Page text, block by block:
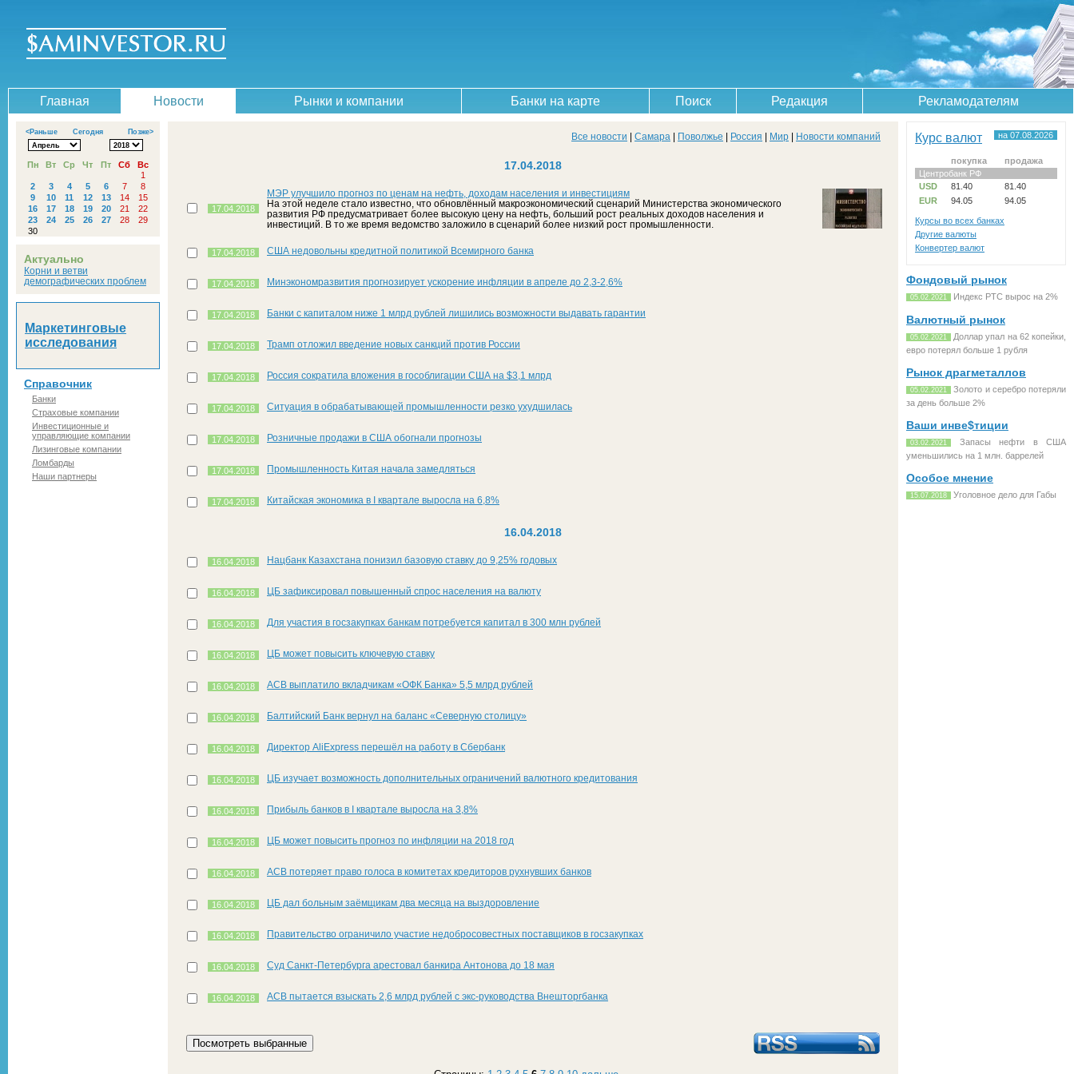
Главная Новости Рынки и компании Банки на карте Поиск Редакция Рекламодателям
<Раньше Сегодня Позже>
Пн Вт Ср Чт Пт Сб
Вс
1
2
3 4 5 6 7
8
9
10 11 12 13 14
15
16
17 18 19 20 21
22
23
24 25 26 27 28
29
30
Актуально
Корни и ветви
демографических проблем
Маркетинговые
исследования
Справочник
Банки
Страховые компании
Инвестиционные и
управляющие компании
Лизинговые компании
Ломбарды
Наши партнеры
Все новости | Самара | Поволжье | Россия | Мир | Новости компаний
17.04.2018
17.04.2018
МЭР улучшило прогноз по ценам на нефть, доходам населения и инвестициям
На этой неделе стало известно, что обновлённый макроэкономический сценарий Министерства экономического
развития РФ предусматривает более высокую цену на нефть, больший рост реальных доходов населения и
инвестиций. В то же время ведомство заложило в сценарий более низкий рост промышленности.
17.04.2018 США недовольны кредитной политикой Всемирного банка
17.04.2018 Минэкономразвития прогнозирует ускорение инфляции в апреле до 2,3-2,6%
17.04.2018 Банки с капиталом ниже 1 млрд рублей лишились возможности выдавать гарантии
17.04.2018 Трамп отложил введение новых санкций против России
17.04.2018 Россия сократила вложения в гособлигации США на $3,1 млрд
17.04.2018 Ситуация в обрабатывающей промышленности резко ухудшилась
17.04.2018 Розничные продажи в США обогнали прогнозы
17.04.2018 Промышленность Китая начала замедляться
17.04.2018 Китайская экономика в I квартале выросла на 6,8%
16.04.2018
16.04.2018 Нацбанк Казахстана понизил базовую ставку до 9,25% годовых
16.04.2018 ЦБ зафиксировал повышенный спрос населения на валюту
16.04.2018 Для участия в госзакупках банкам потребуется капитал в 300 млн рублей
16.04.2018 ЦБ может повысить ключевую ставку
16.04.2018 АСВ выплатило вкладчикам «ОФК Банка» 5,5 млрд рублей
16.04.2018 Балтийский Банк вернул на баланс «Северную столицу»
16.04.2018 Директор AliExpress перешёл на работу в Сбербанк
16.04.2018 ЦБ изучает возможность дополнительных ограничений валютного кредитования
16.04.2018 Прибыль банков в I квартале выросла на 3,8%
16.04.2018 ЦБ может повысить прогноз по инфляции на 2018 год
16.04.2018 АСВ потеряет право голоса в комитетах кредиторов рухнувших банков
16.04.2018 ЦБ дал больным заёмщикам два месяца на выздоровление
16.04.2018 Правительство ограничило участие недобросовестных поставщиков в госзакупках
16.04.2018 Суд Санкт-Петербурга арестовал банкира Антонова до 18 мая
16.04.2018 АСВ пытается взыскать 2,6 млрд рублей с экс-руководства Внешторгбанка
Курс валют на 07.08.2026
покупка
продажа
Центробанк РФ
USD
81.40
81.40
EUR
94.05 94.05
Курсы во всех банках
Другие валюты
Конвертер валют
Фондовый рынок
05.02.2021 Индекс РТС вырос на 2%
Валютный рынок
05.02.2021
Доллар упал на 62 копейки,
евро потерял больше 1 рубля
Рынок драгметаллов
05.02.2021
Золото и серебро потеряли
за день больше 2%
Ваши инве$тиции
03.02.2021
Запасы нефти в США
уменьшились на 1 млн. баррелей
Особое мнение
15.07.2018 Уголовное дело для Габы